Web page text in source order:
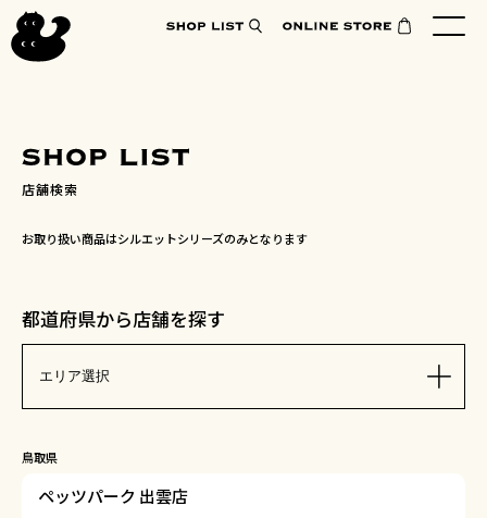
店舗検索
お取り扱い商品はシルエットシリーズのみとなります
都道府県から店舗を探す
鳥取県
ペッツパーク 出雲店